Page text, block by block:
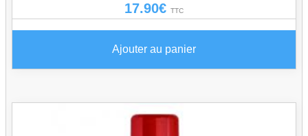
17.90€ TTC
Ajouter au panier